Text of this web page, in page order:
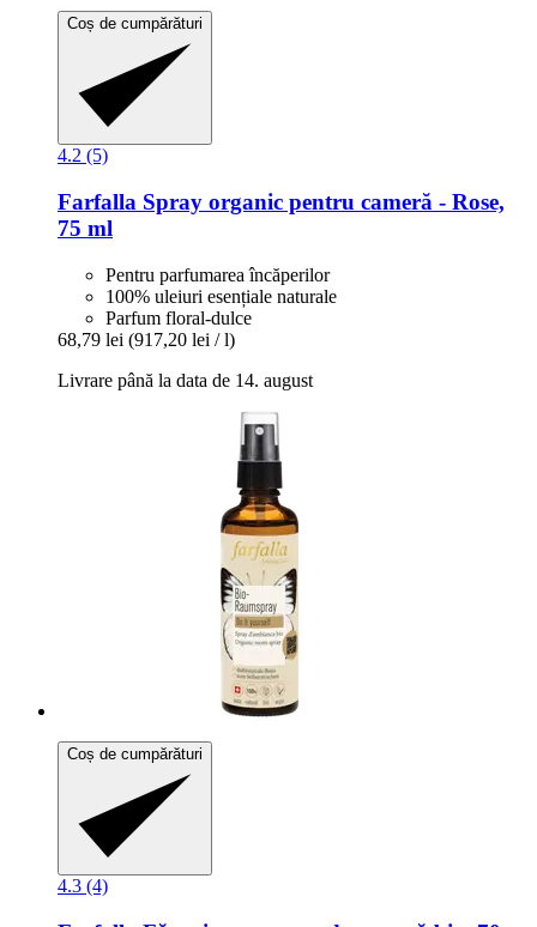
Coș de cumpărături
4.2 (5)
Farfalla Spray organic pentru cameră -​ Rose,
75 ml
Pentru parfumarea încăperilor
100% uleiuri esențiale naturale
Parfum floral-dulce
68,79 lei (917,20 lei / l)
Livrare până la data de 14. august
Coș de cumpărături
4.3 (4)